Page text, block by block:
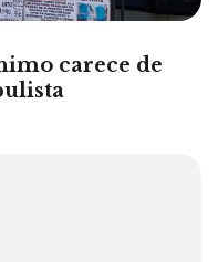
carece de